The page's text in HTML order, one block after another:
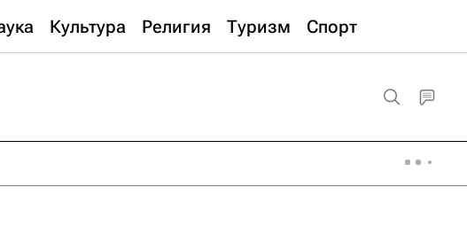
Культура Религия Туризм Спорт